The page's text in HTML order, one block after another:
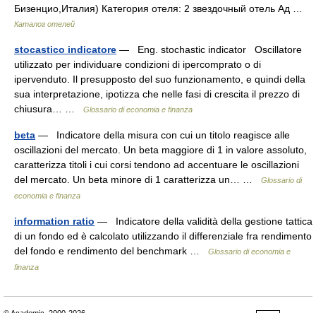
Бизенцио,Италия) Категория отеля: 2 звездочный отель Ад …
Каталог отелей
stocastico indicatore — Eng. stochastic indicator Oscillatore
utilizzato per individuare condizioni di ipercomprato o di
ipervenduto. Il presupposto del suo funzionamento, e quindi della
sua interpretazione, ipotizza che nelle fasi di crescita il prezzo di
chiusura… …
Glossario di economia e finanza
beta — Indicatore della misura con cui un titolo reagisce alle
oscillazioni del mercato. Un beta maggiore di 1 in valore assoluto,
caratterizza titoli i cui corsi tendono ad accentuare le oscillazioni
del mercato. Un beta minore di 1 caratterizza un… …
Glossario di
economia e finanza
information ratio — Indicatore della validità della gestione tattica
di un fondo ed è calcolato utilizzando il differenziale fra rendimento
del fondo e rendimento del benchmark …
Glossario di economia e
finanza